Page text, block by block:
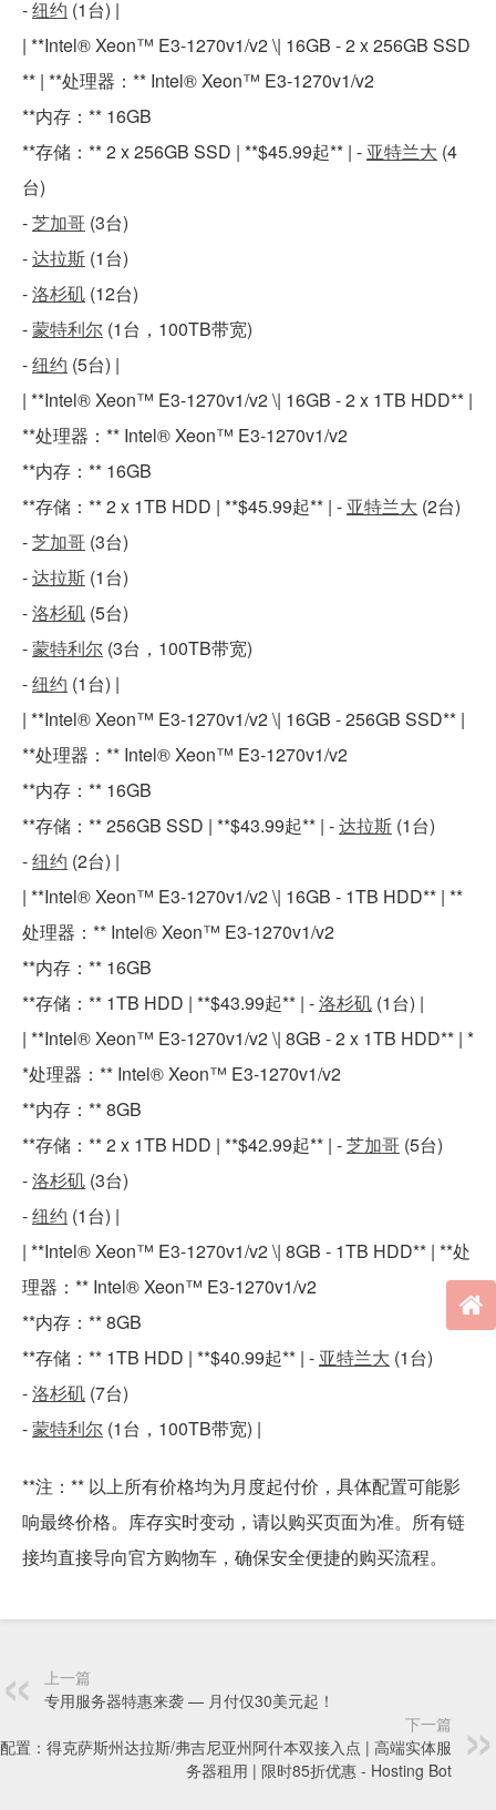
-纽约 (1台) |
| **Intel® Xeon™ E3-1270v1/v2 \| 16GB - 2 x 256GB SSD
** | **处理器：** Intel® Xeon™ E3-1270v1/v2
**内存：** 16GB
**存储：** 2 x 256GB SSD | **$45.99起** | - 亚特兰大 (4
台)
-芝加哥 (3台)
-达拉斯 (1台)
-洛杉矶 (12台)
-蒙特利尔 (1台，100TB带宽)
-纽约 (5台) |
| **Intel® Xeon™ E3-1270v1/v2 \| 16GB - 2 x 1TB HDD** |
**处理器：** Intel® Xeon™ E3-1270v1/v2
**内存：** 16GB
**存储：** 2 x 1TB HDD | **$45.99起** | - 亚特兰大 (2台)
-芝加哥 (3台)
-达拉斯 (1台)
-洛杉矶 (5台)
-蒙特利尔 (3台，100TB带宽)
-纽约 (1台) |
| **Intel® Xeon™ E3-1270v1/v2 \| 16GB - 256GB SSD** |
**处理器：** Intel® Xeon™ E3-1270v1/v2
**内存：** 16GB
**存储：** 256GB SSD | **$43.99起** | -达拉斯 (1台)
-纽约 (2台) |
| **Intel® Xeon™ E3-1270v1/v2 \| 16GB - 1TB HDD** | **
处理器：** Intel® Xeon™ E3-1270v1/v2
**内存：** 16GB
**存储：** 1TB HDD | **$43.99起** | -洛杉矶 (1台) |
| **Intel® Xeon™ E3-1270v1/v2 \| 8GB - 2 x 1TB HDD** | *
*处理器：** Intel® Xeon™ E3-1270v1/v2
**内存：** 8GB
**存储：** 2 x 1TB HDD | **$42.99起** | -芝加哥 (5台)
-洛杉矶 (3台)
-纽约 (1台) |
| **Intel® Xeon™ E3-1270v1/v2 \| 8GB - 1TB HDD** | **处
理器：** Intel® Xeon™ E3-1270v1/v2
**内存：** 8GB
**存储：** 1TB HDD | **$40.99起** | - 亚特兰大 (1台)
-洛杉矶 (7台)
-蒙特利尔 (1台，100TB带宽) |
**注：** 以上所有价格均为月度起付价，具体配置可能影
响最终价格。库存实时变动，请以购买页面为准。所有链
接均直接导向官方购物车，确保安全便捷的购买流程。
上一篇
专用服务器特惠来袭 — 月付仅30美元起！
下一篇
置：得克萨斯州达拉斯/弗吉尼亚州阿什本双接入点 | 高端实体服
务器租用 | 限时85折优惠 - Hosting Bot